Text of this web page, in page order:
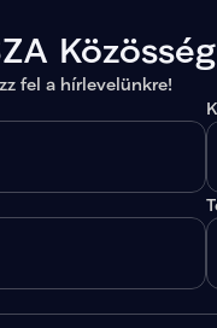
fel a hírlevelünkre!